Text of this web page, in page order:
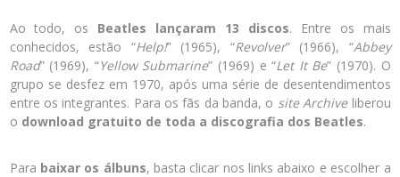
Ao todo, os Beatles lançaram 13 discos. Entre os mais
conhecidos, estão “Help!” (1965), “Revolver” (1966), “Abbey
Road” (1969), “Yellow Submarine” (1969) e “Let It Be” (1970). O
grupo se desfez em 1970, após uma série de desentendimentos
entre os integrantes. Para os fãs da banda, o site Archiveliberou
o download gratuito de toda a discografia dos Beatles.
Para baixar os álbuns, basta clicar nos links abaixo e escolher a